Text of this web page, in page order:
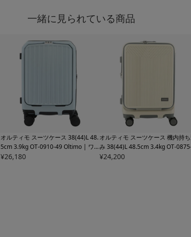
一緒に見られている商品
オルティモ スーツケース 38(44)L 48.
5cm 3.9kgOT-0910-49 Oltimo | ワ
ンプッシュオープン キャリーケース
¥26,180
オルティモ スーツケース 機内持
み 38(44)L 48.5cm 3.4kgOT-
9 Oltimo｜キャリーケース ハードキ
¥24,200